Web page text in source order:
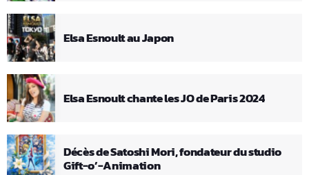
Elsa Esnoult au Japon
Elsa Esnoult chante les JO de Paris 2024
Décès de Satoshi Mori, fondateur du studio
Gift-o’-Animation